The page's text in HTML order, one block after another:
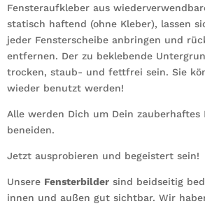
Fensteraufkleber aus
statisch haftend (ohne Kleber), lassen
jeder Fensterscheibe anbringen und
entfernen. Der zu beklebende
trocken, staub- und fettfrei sein. Sie
wieder benutzt werden!
Alle werden Dich um Dein zauberhaftes
beneiden.
Jetzt ausprobieren und begeistert sein!
Unsere Fensterbilder sind beidseitig
innen und außen gut sichtbar. Wir